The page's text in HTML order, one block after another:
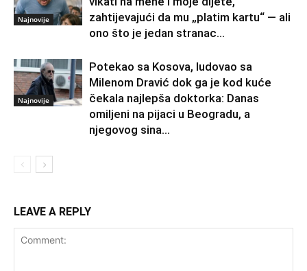
Najnovije
zahtijevajući da mu „platim kartu“ — ali
ono što je jedan stranac...
Najnovije
Potekao sa Kosova, ludovao sa
Milenom Dravić dok ga je kod kuće
čekala najlepša doktorka: Danas
omiljeni na pijaci u Beogradu, a
njegovog sina...
LEAVE A REPLY